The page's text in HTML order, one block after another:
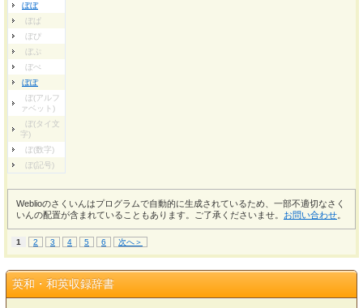
ぼぼ
ぼぱ
ぼぴ
ぼぷ
ぼぺ
ぼぽ
ぼ(アルフ
ァベット)
ぼ(タイ文
字)
ぼ(数字)
ぼ(記号)
Weblioのさくいんはプログラムで自動的に生成されているため、一部不適切なさく
いんの配置が含まれていることもあります。ご了承くださいませ。 お問い合わせ
1 2 3 4 5 6 次へ＞
英和・和英収録辞書